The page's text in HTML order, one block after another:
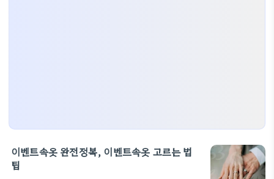
이벤트속옷 완전정복, 이벤트속옷 고르는 법
팁